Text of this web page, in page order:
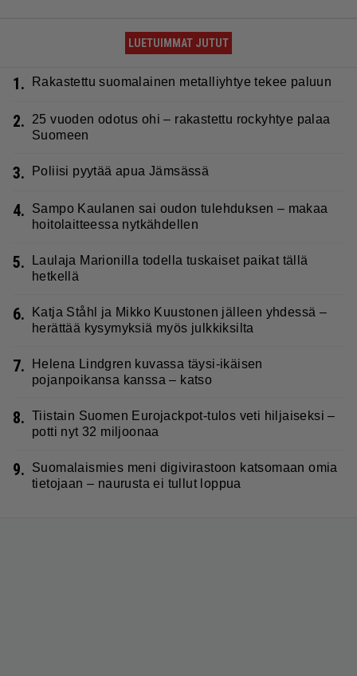
LUETUIMMAT JUTUT
1. Rakastettu suomalainen metalliyhtye tekee paluun
2.
25 vuoden odotus ohi – rakastettu rockyhtye palaa
Suomeen
3. Poliisi pyytää apua Jämsässä
4.
Sampo Kaulanen sai oudon tulehduksen – makaa
hoitolaitteessa nytkähdellen
5.
Laulaja Marionilla todella tuskaiset paikat tällä
hetkellä
6.
Katja Ståhl ja Mikko Kuustonen jälleen yhdessä –
herättää kysymyksiä myös julkkiksilta
7.
Helena Lindgren kuvassa täysi-ikäisen
pojanpoikansa kanssa – katso
8. Tiistain Suomen Eurojackpot-tulos veti hiljaiseksi –
potti nyt 32 miljoonaa
9.
Suomalaismies meni digivirastoon katsomaan omia
tietojaan – naurusta ei tullut loppua